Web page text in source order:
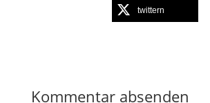
twittern
Kommentar absenden